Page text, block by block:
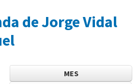
de Jorge Vidal
MES